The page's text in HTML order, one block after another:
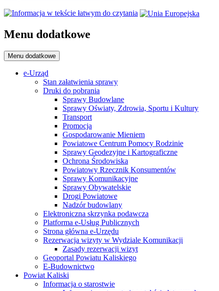
Menu dodatkowe
Menu dodatkowe
e-Urząd
Stan załatwienia sprawy
Druki do pobrania
Sprawy Budowlane
Sprawy Oświaty, Zdrowia, Sportu i Kultury
Transport
Promocja
Gospodarowanie Mieniem
Powiatowe Centrum Pomocy Rodzinie
Sprawy Geodezyjne i Kartograficzne
Ochrona Środowiska
Powiatowy Rzecznik Konsumentów
Sprawy Komunikacyjne
Sprawy Obywatelskie
Drogi Powiatowe
Nadzór budowlany
Elektroniczna skrzynka podawcza
Platforma e-Usług Publicznych
Strona główna e-Urzędu
Rezerwacja wizyty w Wydziale Komunikacji
Zasady rezerwacji wizyt
Geoportal Powiatu Kaliskiego
E-Budownictwo
Powiat Kaliski
Informacja o starostwie